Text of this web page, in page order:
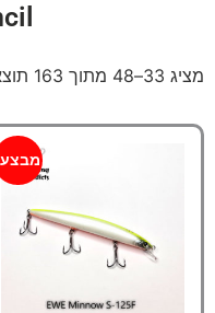
מציג 33–48 מתוך 163 תוצאות